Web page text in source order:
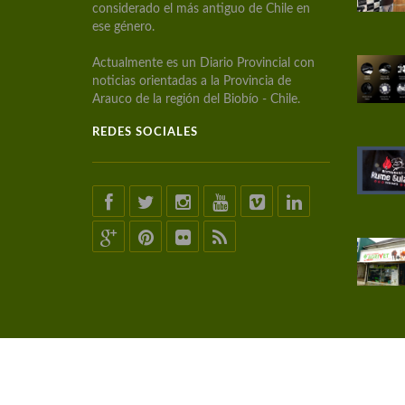
considerado el más antiguo de Chile en
ese género.
Actualmente es un Diario Provincial con
noticias orientadas a la Provincia de
Arauco de la región del Biobío - Chile.
REDES SOCIALES